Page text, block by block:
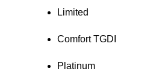
Limited
Comfort TGDI
Platinum